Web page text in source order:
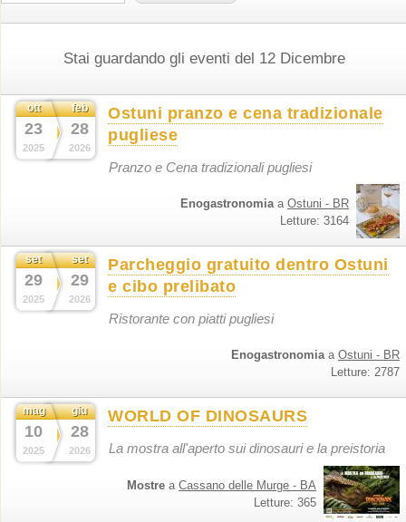
Stai guardando gli eventi del 12 Dicembre
ott
23
2025
feb
28
2026
Ostuni pranzo e cena tradizionale
pugliese
Pranzo e Cena tradizionali pugliesi
Enogastronomiaa Ostuni - BR
Letture: 3164
set
29
2025
set
29
2026
Parcheggio gratuito dentro Ostuni
e cibo prelibato
Ristorante con piatti pugliesi
Enogastronomiaa Ostuni - BR
Letture: 2787
mag
10
2025
giu
28
2026
WORLD OF DINOSAURS
La mostra all'aperto sui dinosauri e la preistoria
Mostre a Cassano delle Murge - BA
Letture: 365